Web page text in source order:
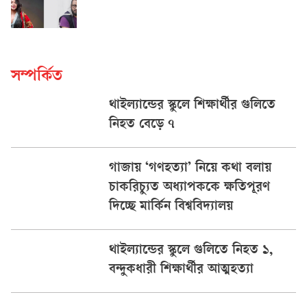
সম্পর্কিত
থাইল্যান্ডের স্কুলে শিক্ষার্থীর গুলিতে
নিহত বেড়ে ৭
গাজায় ‘গণহত্যা’ নিয়ে কথা বলায়
চাকরিচ্যুত অধ্যাপককে ক্ষতিপূরণ
দিচ্ছে মার্কিন বিশ্ববিদ্যালয়
থাইল্যান্ডের স্কুলে গুলিতে নিহত ১,
বন্দুকধারী শিক্ষার্থীর আত্মহত্যা